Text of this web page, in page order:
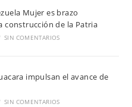
Mujer es brazo
construcción de la Patria
SIN COMENTARIOS
impulsan el avance de
SIN COMENTARIOS